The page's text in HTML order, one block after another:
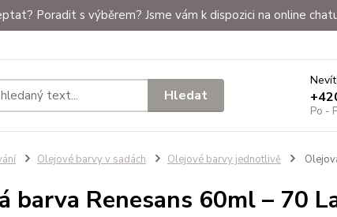
Poradit s výběrem? Jsme vám k dispozici na online
Hledat
Po -
Olejové barvy v sadách Olejové barvy jednotlivě
barva Renesans 60ml – 70